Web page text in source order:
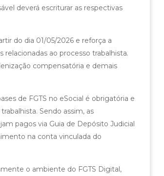
deverá escriturar as respectivas
do dia 01/05/2026 e reforça a
ao processo trabalhista.
compensatória e demais
de FGTS no eSocial é obrigatória e
Sendo assim, as
pagos via Guia de Depósito Judicial
na conta vinculada do
o ambiente do FGTS Digital,